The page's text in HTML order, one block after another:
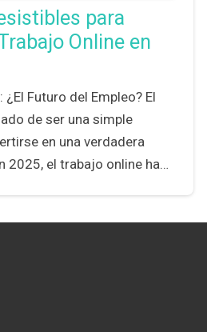
para
Online en
Futuro del Empleo? El
de ser una simple
en una verdadera
2025, el trabajo online ha…